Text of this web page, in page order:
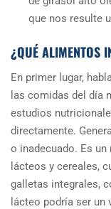
que nos resulte
¿QUÉ ALIMENTOS
En primer lugar,
las comidas del día
estudios
directamente.
o inadecuado. Es
lácteos y cereales,
galletas integrales,
lácteo podría ser un